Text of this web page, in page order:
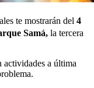
te mostrarán del 4
Samá, la tercera
actividades a última